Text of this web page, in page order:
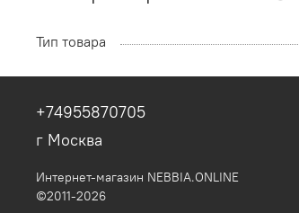
Тип товара
+74955870705
г Москва
Интернет-магазин NEBBIA.ONLINE
©2011-2026